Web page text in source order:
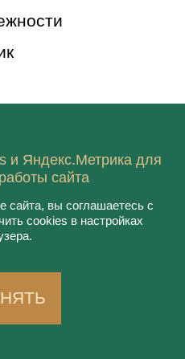
и тренажерного
ГОСТЕЙ
и Яндекс.Метрика для
сайта
сайта, вы соглашаетесь с
cookies в настройках